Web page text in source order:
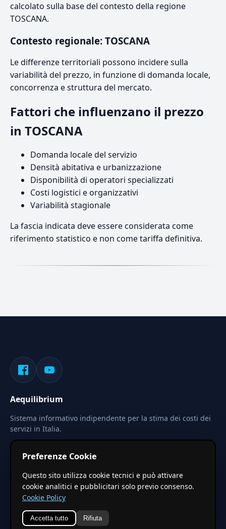
calcolato sulla base del contesto della regione
TOSCANA.
Contesto regionale: TOSCANA
Le differenze territoriali possono incidere sulla
variabilità del prezzo, in funzione di domanda locale,
concorrenza e struttura del mercato.
Fattori che influenzano il prezzo
in TOSCANA
Domanda locale del servizio
Densità abitativa e urbanizzazione
Disponibilità di operatori specializzati
Costi logistici e organizzativi
Variabilità stagionale
La fascia indicata deve essere considerata come
riferimento statistico e non come tariffa definitiva.
Aequilibrium
Sistema informativo indipendente per la stima dei costi dei
servizi in Italia.
Le stime pubblicate sono calcolate tramite coefficienti
territoriali regionali applicati a valori base nazionali. Non
costituiscono preventivo ufficiale.
© 2026 Aequilibrium — Un progetto di vxd.mobi
Preferenze Cookie
Questo sito utilizza cookie tecnici e può attivare
cookie analitici e pubblicitari solo previo consenso.
Cookie Policy
Accetta tutto Rifiuta